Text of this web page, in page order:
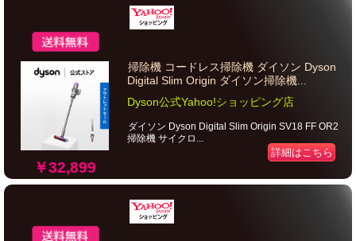
￥32,899
掃除機 コードレス掃除機 ダイソン Dyson
Digital Slim Origin ダイソン掃除機...
Dyson公式Yahoo!ショッピング店
ダイソン Dyson Digital Slim Origin SV18 FF OR2
掃除機 サイクロ...
詳細はこちら